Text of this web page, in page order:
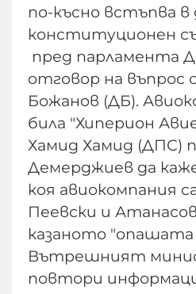
по-късно встъпва
конституционен
пред парламента
отговор на въпрос
Божанов (ДБ).
била "Хиперион
Хамид Хамид (ДПС)
Демерджиев да
коя авиокомпания
Пеевски и
казаното "опашата
Вътрешният
повтори